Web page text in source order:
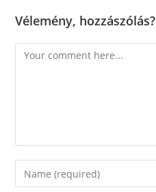
Vélemény, hozzászólás?
Comment
Enter
your